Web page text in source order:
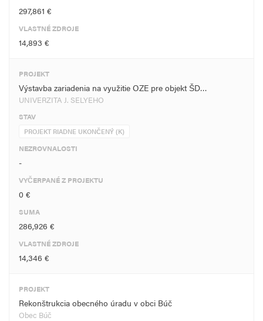
297,861 €
VLASTNÉ ZDROJE
14,893 €
PROJEKT
Výstavba zariadenia na využitie OZE pre objekt ŠD…
UNIVERZITA J. SELYEHO
STAV
PROJEKT RIADNE UKONČENÝ (K)
NEZROVNALOSTI
-
VYČERPANÉ Z PROJEKTU
0 €
SUMA
286,926 €
VLASTNÉ ZDROJE
14,346 €
PROJEKT
Rekonštrukcia obecného úradu v obci Búč
Obec Búč